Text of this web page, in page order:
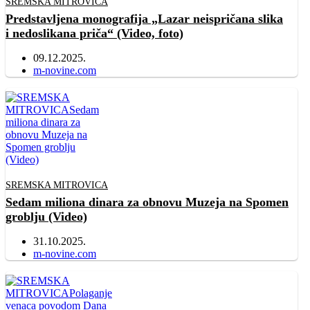
Predstavljena monografija „Lazar neispričana slika
i nedoslikana priča“ (Video, foto)
09.12.2025.
Author
m-novine.com
SREMSKA MITROVICA
Sedam miliona dinara za obnovu Muzeja na Spomen
groblju (Video)
31.10.2025.
Author
m-novine.com